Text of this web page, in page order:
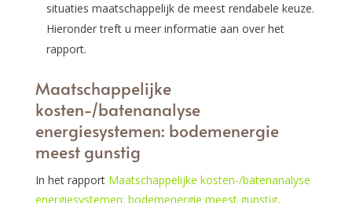
situaties maatschappelijk de meest rendabele keuze.
Hieronder treft u meer informatie aan over het
rapport.
Maatschappelijke
kosten-/batenanalyse
energiesystemen: bodemenergie
meest gunstig
In het rapport Maatschappelijke kosten-/batenanalyse
energiesystemen: bodemenergie meest gunstig,